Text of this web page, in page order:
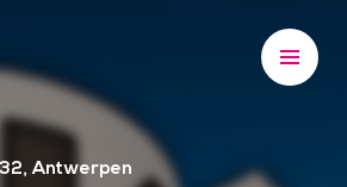
Antwerpen